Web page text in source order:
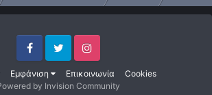
Εμφάνιση Επικοινωνία Cookies
FacebookTwitter Instagram
by Invision Community